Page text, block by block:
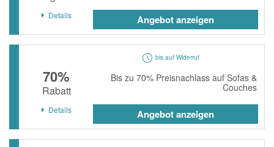
Details Angebot anzeigen
bis auf Widerruf
70%
Rabatt
Bis zu 70% Preisnachlass auf Sofas &
Couches
Details Angebot anzeigen